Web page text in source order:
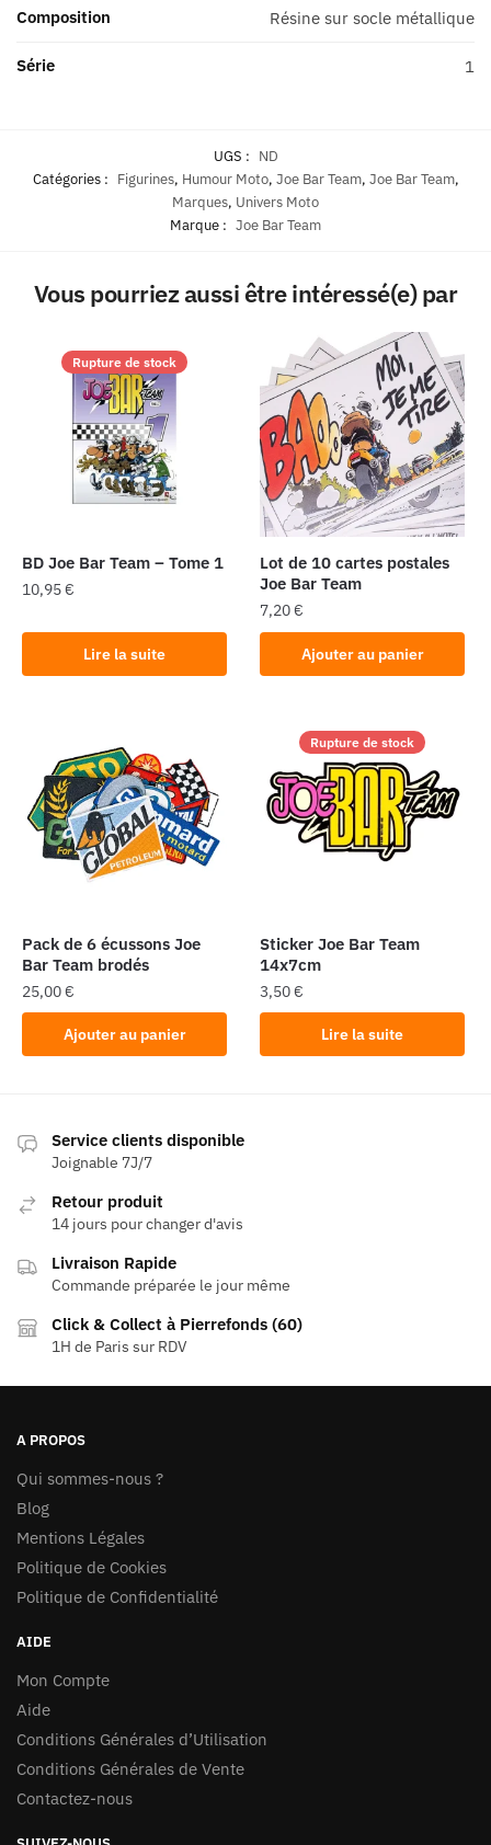
Composition Résine sur socle métallique
Série 1
UGS : ND
Catégories : Figurines, Humour Moto, Joe Bar Team, Joe Bar Team,
Marques, Univers Moto
Marque : Joe Bar Team
Vous pourriez aussi être intéressé(e) par
Rupture de stock
BD Joe Bar Team – Tome 1
10,95€
Lire la suite
Lot de 10 cartes postales
Joe Bar Team
7,20€
Ajouter au panier
Pack de 6 écussons Joe
Bar Team brodés
25,00€
Ajouter au panier
Rupture de stock
Sticker Joe Bar Team
14x7cm
3,50€
Lire la suite
Service clients disponible
Joignable 7J/7
Retour produit
14 jours pour changer d'avis
Livraison Rapide
Commande préparée le jour même
Click & Collect à Pierrefonds (60)
1H de Paris sur RDV
A PROPOS
Qui sommes-nous ?
Blog
Mentions Légales
Politique de Cookies
Politique de Confidentialité
AIDE
Mon Compte
Aide
Conditions Générales d’Utilisation
Conditions Générales de Vente
Contactez-nous